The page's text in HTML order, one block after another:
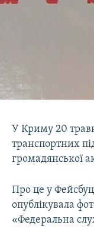
У Криму 20
транспортних
громадянської
Про це у
опублікувала
«Федеральна